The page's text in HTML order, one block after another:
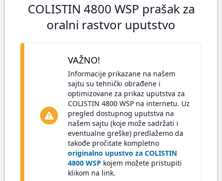
COLISTIN 4800 WSP prašak za
oralni rastvor uputstvo
VAŽNO!
Informacije prikazane na našem
sajtu su tehnički obrađene i
optimizovane za prikaz uputstva za
COLISTIN 4800 WSP na internetu. Uz
pregled dostupnog uputstva na
našem sajtu (koje može sadržati i
eventualne greške) predlažemo da
takođe pročitate kompletno
originalno upustvo za COLISTIN
4800 WSP kojem možete pristupiti
klikom na link.